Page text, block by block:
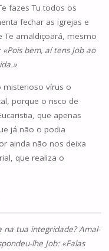
fazes Tu todos os
fechar as igrejas e
Te amaldiçoará, mesmo
bem, aí tens Job ao
misterioso vírus o
porque o risco de
que apenas
já não o podia
ainda não nos deixa
que realiza o
na tua integridade? Amal­­
lhe Job: «Falas